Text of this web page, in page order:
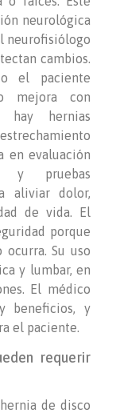
neurológica
neurofisiólogo
cambios.
el paciente
mejora con
hay hernias
en evaluación
y pruebas
aliviar dolor,
de vida. El
porque
Su uso
y lumbar, en
El médico
beneficios, y
el paciente.
requerir
de disco